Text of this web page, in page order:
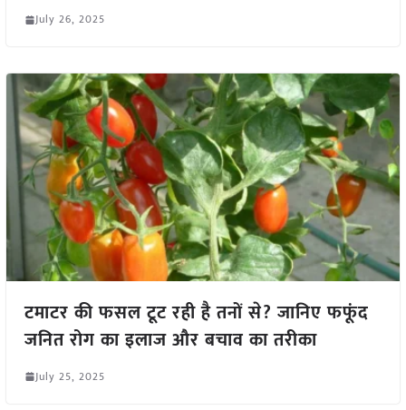
July 26, 2025
टमाटर की फसल टूट रही है तनों से? जानिए फफूंद
जनित रोग का इलाज और बचाव का तरीका
July 25, 2025